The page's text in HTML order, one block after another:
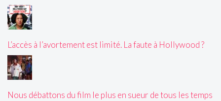
L’accès à l’avortement est limité. La faute à Hollywood ?
Nous débattons du film le plus en sueur de tous les temps